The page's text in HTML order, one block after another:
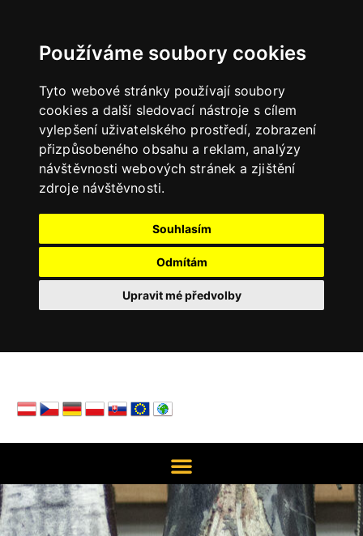
Používáme soubory cookies
Tyto webové stránky používají soubory
cookies a další sledovací nástroje s cílem
vylepšení uživatelského prostředí, zobrazení
přizpůsobeného obsahu a reklam, analýzy
návštěvnosti webových stránek a zjištění
zdroje návštěvnosti.
Souhlasím
Odmítám
Upravit mé předvolby